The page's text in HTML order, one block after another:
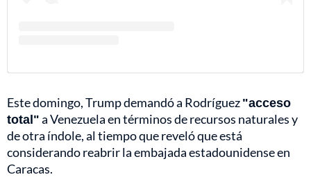
Este domingo, Trump demandó a Rodríguez"acceso
total"a Venezuela en términos de recursos naturales y
de otra índole, al tiempo que reveló que está
considerando reabrir la embajada estadounidense en
Caracas.